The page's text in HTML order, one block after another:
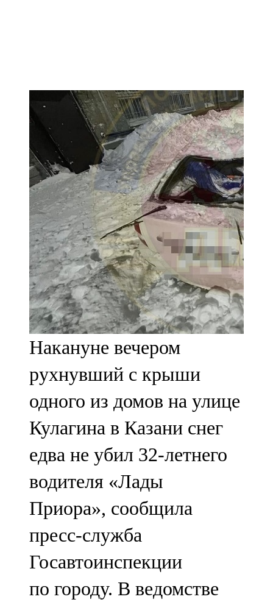
Теләче
106,1 FM
Түбән Кама
102,6 FM
Чирмешән
107,7 FM
Чистай
103,0 FM
Чүпрәле
91,0 FM
Шәмәрдән
102,3 FM
Яңа чишмә
107,0 FM
Яр Чаллы
105,5 FM
Накануне вечером
рухнувший с крыши
одного из домов на улице
Кулагина в Казани снег
едва не убил 32-летнего
водителя «Лады
Приора», сообщила
пресс-служба
Госавтоинспекции
по городу. В ведомстве